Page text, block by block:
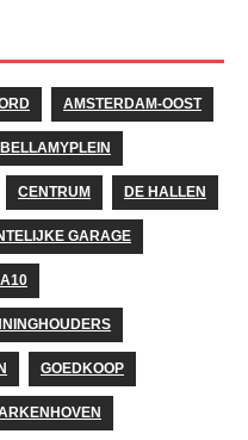
AMSTERDAM-OOST
BELLAMYPLEIN
CENTRUM DE HALLEN
GARAGE
GOEDKOOP